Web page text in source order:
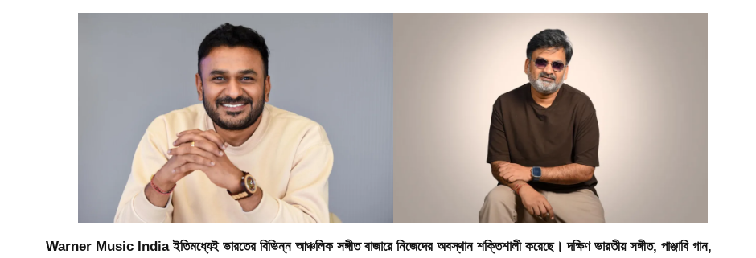
Warner Music India ইতিমধ্যেই ভারতের বিভিন্ন আঞ্চলিক সঙ্গীত বাজারে নিজেদের অবস্থান শক্তিশালী করেছে। দক্ষিণ ভারতীয় সঙ্গীত, পাঞ্জাবি গান,